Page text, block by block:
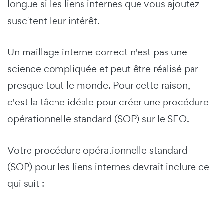
longue si les liens internes que vous ajoutez
suscitent leur intérêt.
Un maillage interne correct n'est pas une
science compliquée et peut être réalisé par
presque tout le monde. Pour cette raison,
c'est la tâche idéale pour créer une procédure
opérationnelle standard (SOP) sur le SEO.
Votre procédure opérationnelle standard
(SOP) pour les liens internes devrait inclure ce
qui suit :